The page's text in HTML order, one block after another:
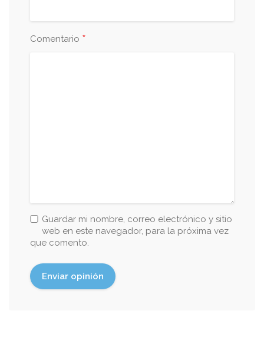
Comentario *
Guardar mi nombre, correo electrónico y sitio
web en este navegador, para la próxima vez
que comento.